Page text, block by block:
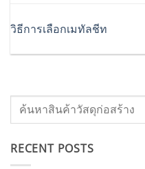
วิธีการเลือกเมทัลชีท
RECENT POSTS